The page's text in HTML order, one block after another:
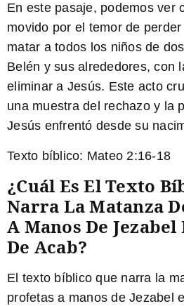
En este pasaje, podemos ver
movido por el temor de
matar a todos los niños de
Belén y sus alrededores, con
eliminar a Jesús. Este acto
una muestra del rechazo y la
Jesús enfrentó desde su
Texto bíblico: Mateo 2:16-18
¿Cuál Es El Texto
Narra La Matanza
A Manos De
De Acab?
El texto bíblico que narra la
profetas a manos de Jezabel